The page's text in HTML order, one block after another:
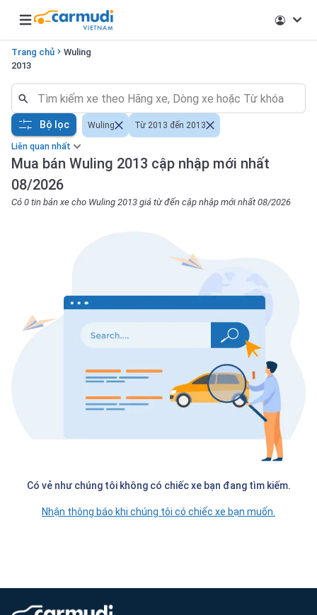
Open main menu
Trang chủ
Wuling
2013
Liên quan nhất
Mua bán Wuling 2013 cập nhập mới nhất
08/2026
Có 0 tin bán xe cho Wuling 2013 giá từ đến cập nhập mới nhất 08/2026
Bộ lọc Wuling Từ 2013 đến 2013
Có vẻ như chúng tôi không có chiếc xe bạn đang tìm kiếm.
Nhận thông báo khi chúng tôi có chiếc xe bạn muốn.